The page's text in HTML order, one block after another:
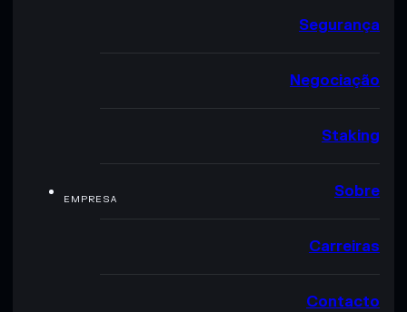
Segurança
Negociação
Staking
EMPRESA Sobre
Carreiras
Contacto